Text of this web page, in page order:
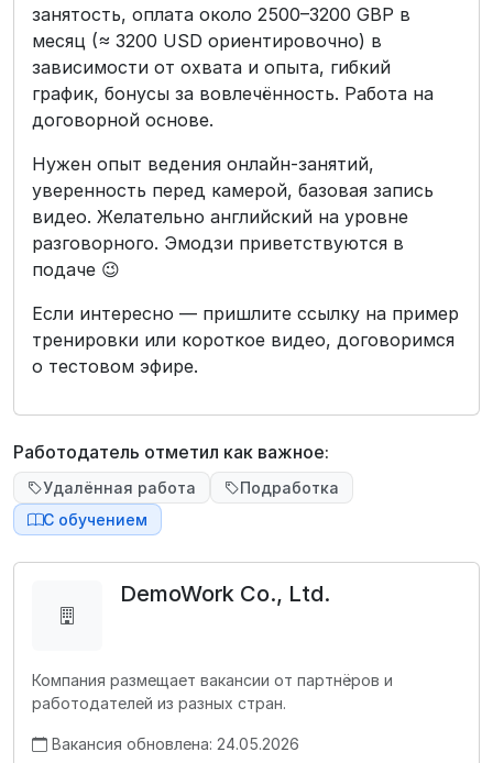
занятость, оплата около 2500–3200 GBP в
месяц (≈ 3200 USD ориентировочно) в
зависимости от охвата и опыта, гибкий
график, бонусы за вовлечённость. Работа на
договорной основе.
Нужен опыт ведения онлайн-занятий,
уверенность перед камерой, базовая запись
видео. Желательно английский на уровне
разговорного. Эмодзи приветствуются в
подаче 😉
Если интересно — пришлите ссылку на пример
тренировки или короткое видео, договоримся
о тестовом эфире.
Работодатель отметил как важное:
Удалённая работа
Подработка
С обучением
DemoWork Co., Ltd.
Компания размещает вакансии от партнёров и
работодателей из разных стран.
Вакансия обновлена: 24.05.2026